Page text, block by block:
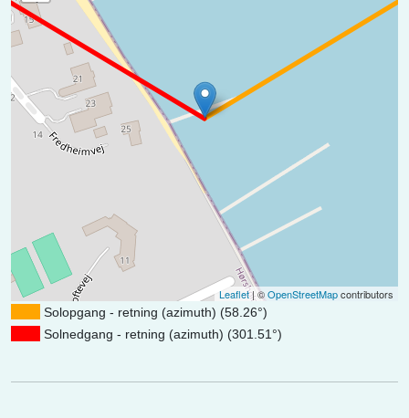
Leaflet| ©OpenStreetMapcontributors
Solopgang - retning (azimuth) (58.26°)
Solnedgang - retning (azimuth) (301.51°)